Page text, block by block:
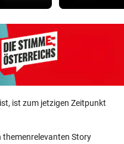
ist zum jetzigen Zeitpunkt
themenrelevanten Story